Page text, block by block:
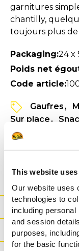
This website
Our website uses
technologies to
including
and session
purposes,
for the basic
garnitures
chantilly,
toujours plus de
Packaging:24 x
Poids net
Code article:
Gaufres
Sur place
Bénéfices
Valeurs